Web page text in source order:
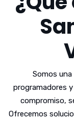
Somos
programadores
compromiso,
Ofrecemos